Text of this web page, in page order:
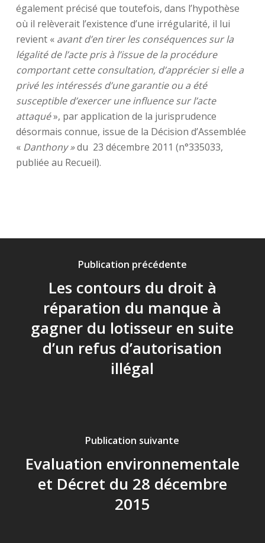
également précisé que toutefois, dans l’hypothèse
où il relèverait l’existence d’une irrégularité, il lui
revient « avant d’en tirer les conséquences sur la
légalité de l’acte pris à l’issue de la procédure
comportant cette consultation, d’apprécier si elle a
privé les intéressés d’une garantie ou a été
susceptible d’exercer une influence sur l’acte
attaqué», par application de la jurisprudence
désormais connue, issue de la Décision d’Assemblée
« Danthony »du 23 décembre 2011 (n°335033,
publiée au Recueil).
Publication précédente
Les contours du droit à
réparation du manque à
gagner du lotisseur en suite
d’un refus d’autorisation
illégal
Publication suivante
Evaluation environnementale
et Décret du 28 décembre
2015